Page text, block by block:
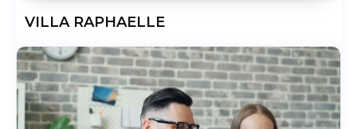
VILLA RAPHAELLE